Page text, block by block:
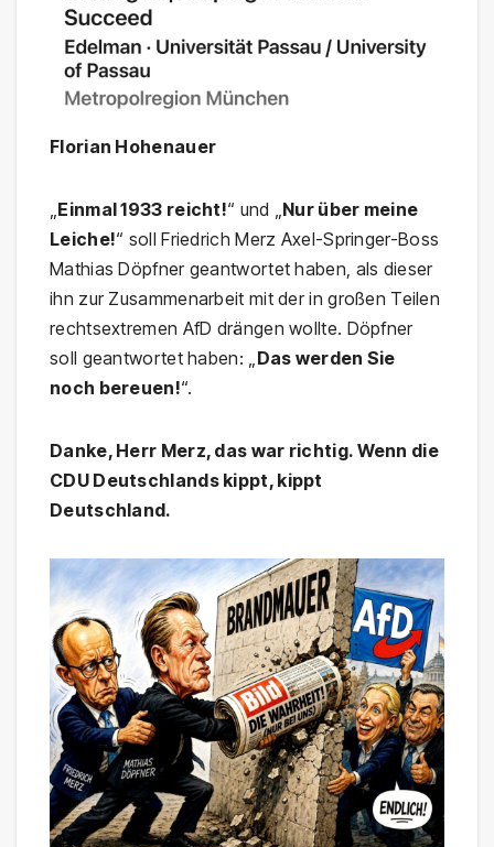
Florian Hohenauer
Einmal 1933 reicht!“ und „ Nur über meine
Leiche!“ soll Friedrich Merz Axel-Springer-Boss
Mathias Döpfner geantwortet haben, als dieser
ihn zur Zusammenarbeit mit der in großen Teilen
rechtsextremen AfD drängen wollte. Döpfner
soll geantwortet haben: „ Das werden Sie
noch bereuen!“.
Danke, Herr Merz, das war richtig. Wenn die
CDU Deutschlands kippt, kippt
Deutschland.